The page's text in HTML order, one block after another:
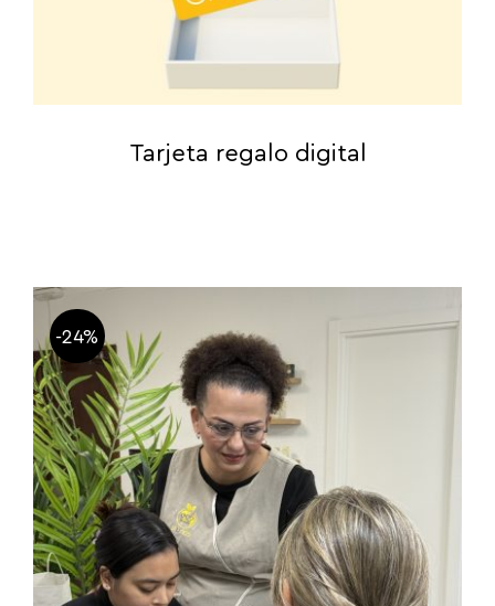
Tarjeta regalo digital
-24%